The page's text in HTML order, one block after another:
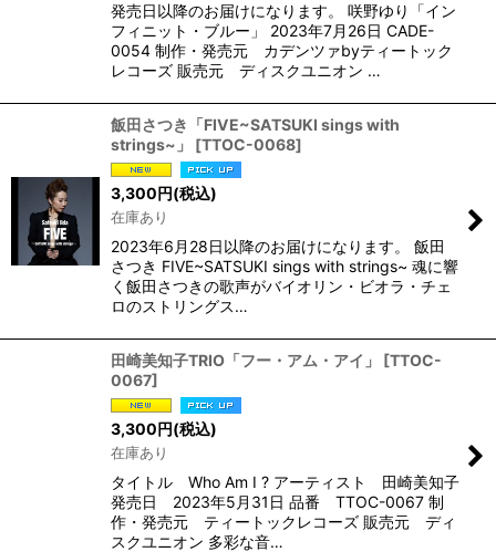
発売日以降のお届けになります。 咲野ゆり「イン
フィニット・ブルー」 2023年7月26日 CADE-
0054 制作・発売元 カデンツァbyティートック
レコーズ 販売元 ディスクユニオン …
飯田さつき「FIVE~SATSUKI sings with
strings~」
[TTOC-0068]
3,300円(税込)
在庫あり
2023年6月28日以降のお届けになります。 飯田
さつき FIVE~SATSUKI sings with strings~ 魂に響
く飯田さつきの歌声がバイオリン・ビオラ・チェ
ロのストリングス…
田崎美知子TRIO「フー・アム・アイ」 [TTOC-
0067]
3,300円(税込)
在庫あり
タイトル Who Am I ? アーティスト 田崎美知子
発売日 2023年5月31日 品番 TTOC-0067 制
作・発売元 ティートックレコーズ 販売元 ディ
スクユニオン 多彩な音…